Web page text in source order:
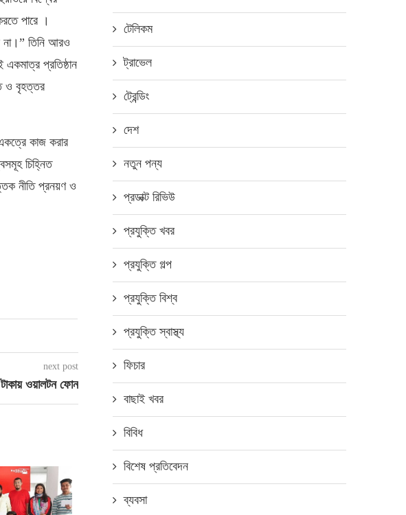
পারে ।
না।” তিনি আরও
প্রতিষ্ঠান
ও বৃহত্তর
কাজ করার
চিহ্নিত
নীতি প্রনয়ণ ও
next post
ওয়ালটন ফোন
এবার স্মার্টফোনের ডিজিটাল সহকারী গুগল
টেলিকম
ট্রাভেল
ট্রেন্ডিং
দেশ
নতুন পন্য
প্রডাক্ট রিভিউ
প্রযুক্তি খবর
প্রযুক্তি গল্প
প্রযুক্তি বিশ্ব
প্রযুক্তি স্বাস্থ্য
ফিচার
বাছাই খবর
বিবিধ
বিশেষ প্রতিবেদন
ব্যবসা